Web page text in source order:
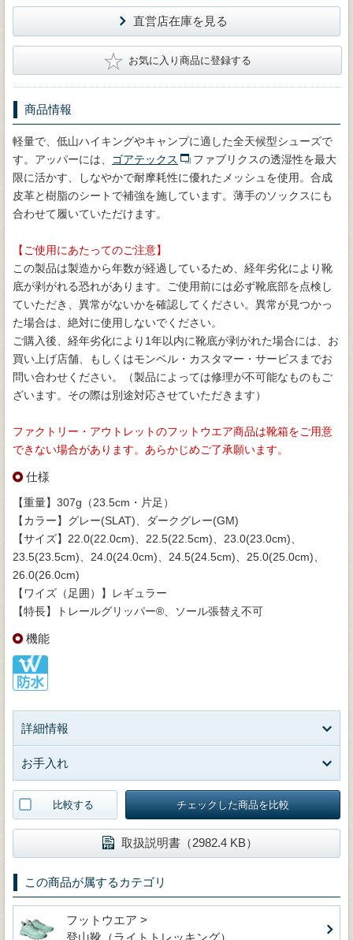
直営店在庫を見る
★ お気に入り商品に登録する
商品情報
軽量で、低山ハイキングやキャンプに適した全天候型シューズで
す。アッパーには、
ゴアテックス
ファブリクスの透湿性を最大
限に活かす、しなやかで耐摩耗性に優れたメッシュを使用。合成
皮革と樹脂のシートで補強を施しています。薄手のソックスにも
合わせて履いていただけます。
【ご使用にあたってのご注意】
この製品は製造から年数が経過しているため、経年劣化により靴
底が剥がれる恐れがあります。ご使用前には必ず靴底部を点検し
ていただき、異常がないかを確認してください。異常が見つかっ
た場合は、絶対に使用しないでください。
ご購入後、経年劣化により1年以内に靴底が剥がれた場合には、お
買い上げ店舗、もしくはモンベル・カスタマー・サービスまでお
問い合わせください。（製品によっては修理が不可能なものもご
ざいます。その際は別途対応させていただきます）
ファクトリー・アウトレットのフットウエア商品は靴箱をご用意
できない場合があります。あらかじめご了承願います。
仕様
【重量】307g（23.5cm・片足）
【カラー】グレー(SLAT)、ダークグレー(GM)
【サイズ】22.0(22.0cm)、22.5(22.5cm)、23.0(23.0cm)、
23.5(23.5cm)、24.0(24.0cm)、24.5(24.5cm)、25.0(25.0cm)、
26.0(26.0cm)
【ワイズ（足囲）】レギュラー
【特長】トレールグリッパー®、ソール張替え不可
機能
詳細情報
お手入れ
比較する チェックした商品を比較
取扱説明書（2982.4 KB）
この商品が属するカテゴリ
フットウエア >
登山靴（ライトトレッキング）